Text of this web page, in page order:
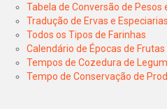
Tabela de Conversão de Pesos
Tradução de Ervas e Especiarias
Todos os Tipos de Farinhas
Calendário de Épocas de
Tempos de Cozedura de
Tempo de Conservação de